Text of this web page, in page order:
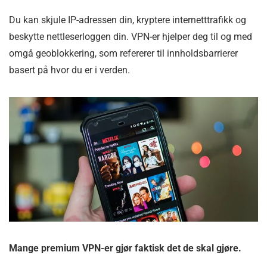
Du kan skjule IP-adressen din, kryptere internetttrafikk og
beskytte nettleserloggen din. VPN-er hjelper deg til og med
omgå geoblokkering, som refererer til innholdsbarrierer
basert på hvor du er i verden.
Mange premium VPN-er gjør faktisk det de skal gjøre.